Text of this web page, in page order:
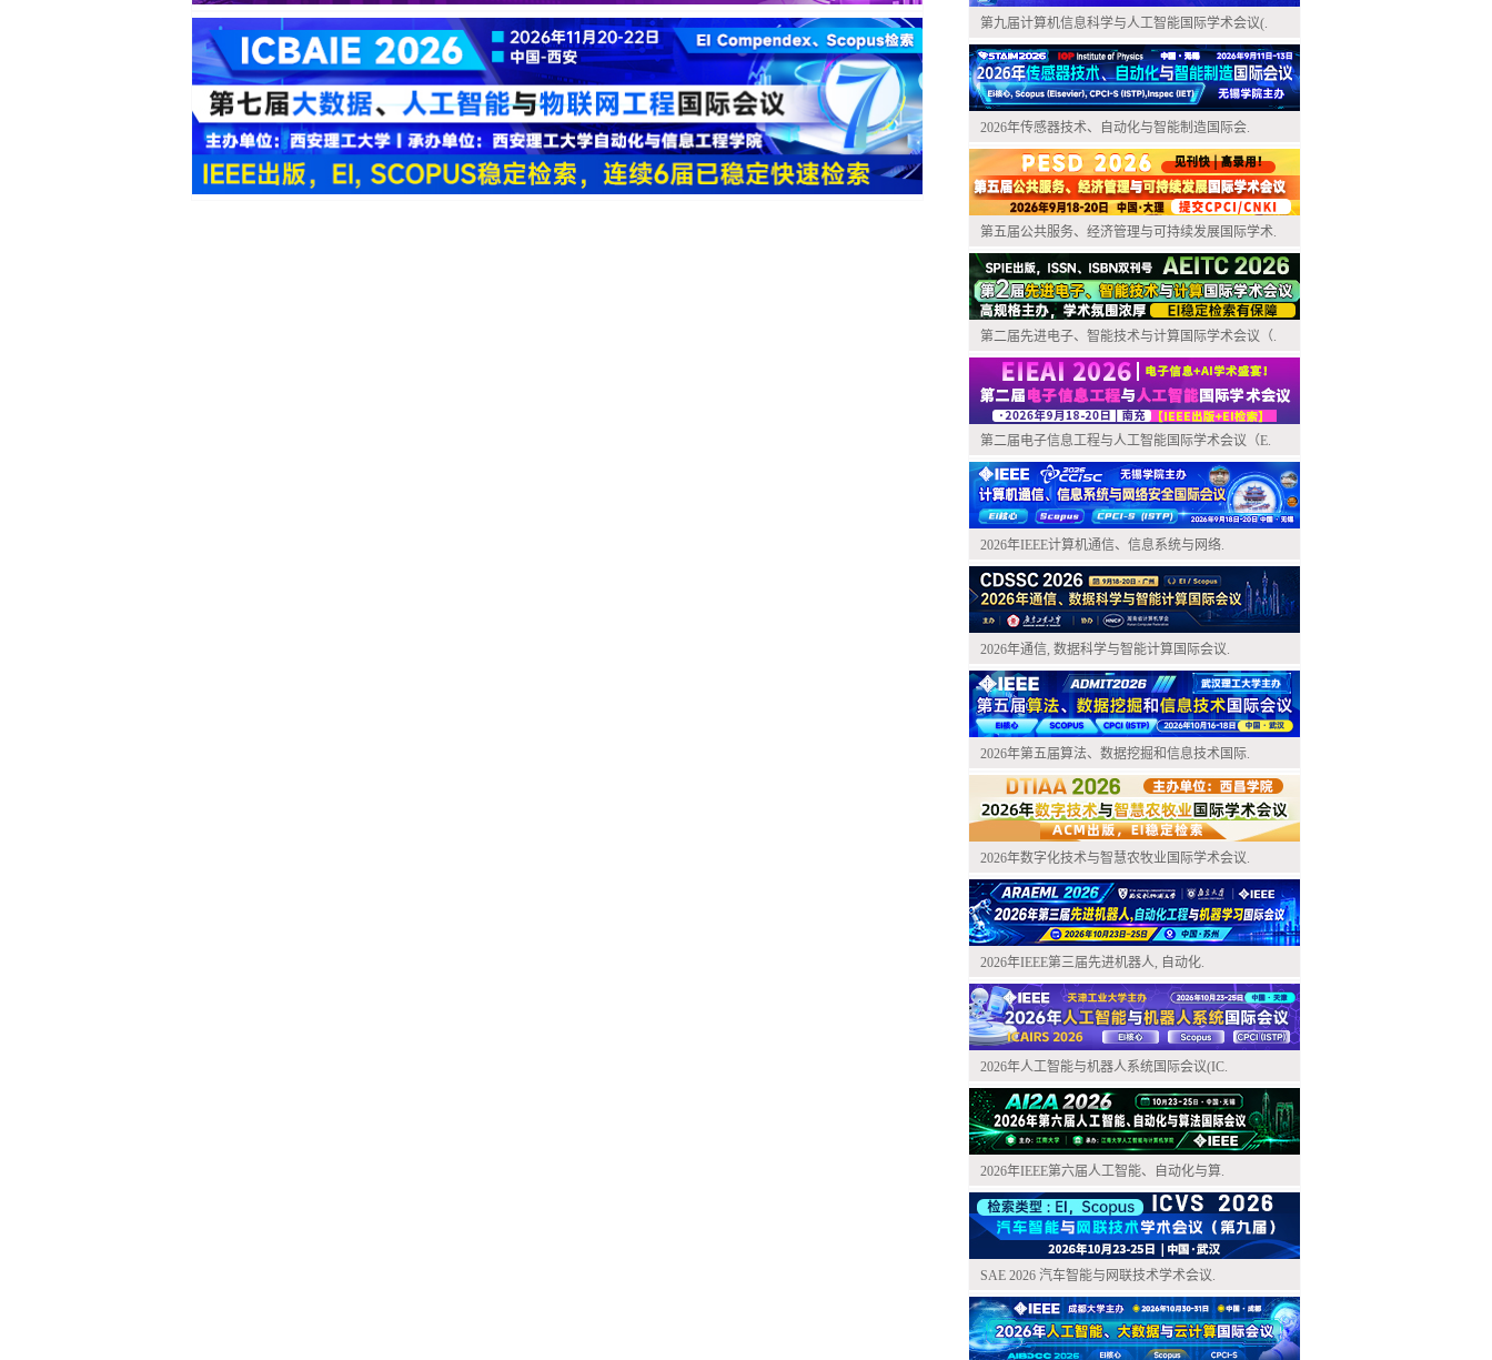
第九届计算机信息科学与人工智能国际学术会议(.
2026年传感器技术、自动化与智能制造国际会.
第五届公共服务、经济管理与可持续发展国际学术.
第二届先进电子、智能技术与计算国际学术会议（.
第二届电子信息工程与人工智能国际学术会议（E.
2026年IEEE计算机通信、信息系统与网络.
2026年通信, 数据科学与智能计算国际会议.
2026年第五届算法、数据挖掘和信息技术国际.
2026年数字化技术与智慧农牧业国际学术会议.
2026年IEEE第三届先进机器人, 自动化.
2026年人工智能与机器人系统国际会议(IC.
2026年IEEE第六届人工智能、自动化与算.
SAE 2026 汽车智能与网联技术学术会议.